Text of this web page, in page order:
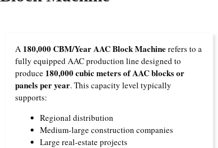
A 180,000 CBM/Year AAC Block Machine refers to a
fully equipped AAC production line designed to
produce 180,000 cubic meters of AAC blocks or
panels per year. This capacity level typically
supports:
Regional distribution
Medium-large construction companies
Large real-estate projects